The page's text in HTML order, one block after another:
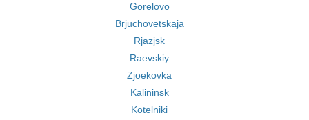
Gorelovo
Brjuchovetskaja
Rjazjsk
Raevskiy
Zjoekovka
Kalininsk
Kotelniki